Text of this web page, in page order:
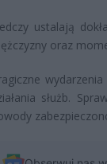
ustalają
oraz
służb.